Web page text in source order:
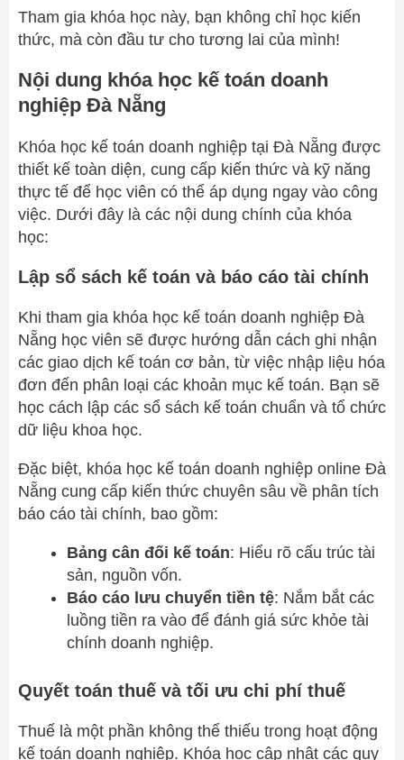
Tham gia khóa học này, bạn không chỉ học kiến
thức, mà còn đầu tư cho tương lai của mình!
Nội dung khóa học kế toán doanh
nghiệp Đà Nẵng
Khóa học kế toán doanh nghiệp tại Đà Nẵng được
thiết kế toàn diện, cung cấp kiến thức và kỹ năng
thực tế để học viên có thể áp dụng ngay vào công
việc. Dưới đây là các nội dung chính của khóa
học:
Lập sổ sách kế toán và báo cáo tài chính
Khi tham gia khóa học kế toán doanh nghiệp Đà
Nẵng học viên sẽ được hướng dẫn cách ghi nhận
các giao dịch kế toán cơ bản, từ việc nhập liệu hóa
đơn đến phân loại các khoản mục kế toán. Bạn sẽ
học cách lập các sổ sách kế toán chuẩn và tổ chức
dữ liệu khoa học.
Đặc biệt, khóa học kế toán doanh nghiệp online Đà
Nẵng cung cấp kiến thức chuyên sâu về phân tích
báo cáo tài chính, bao gồm:
Bảng cân đối kế toán: Hiểu rõ cấu trúc tài
sản, nguồn vốn.
Báo cáo lưu chuyển tiền tệ: Nắm bắt các
luồng tiền ra vào để đánh giá sức khỏe tài
chính doanh nghiệp.
Quyết toán thuế và tối ưu chi phí thuế
Thuế là một phần không thể thiếu trong hoạt động
kế toán doanh nghiệp. Khóa học cập nhật các quy